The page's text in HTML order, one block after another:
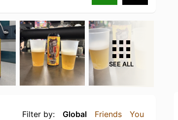
SEE ALL
Filter by: Global Friends You